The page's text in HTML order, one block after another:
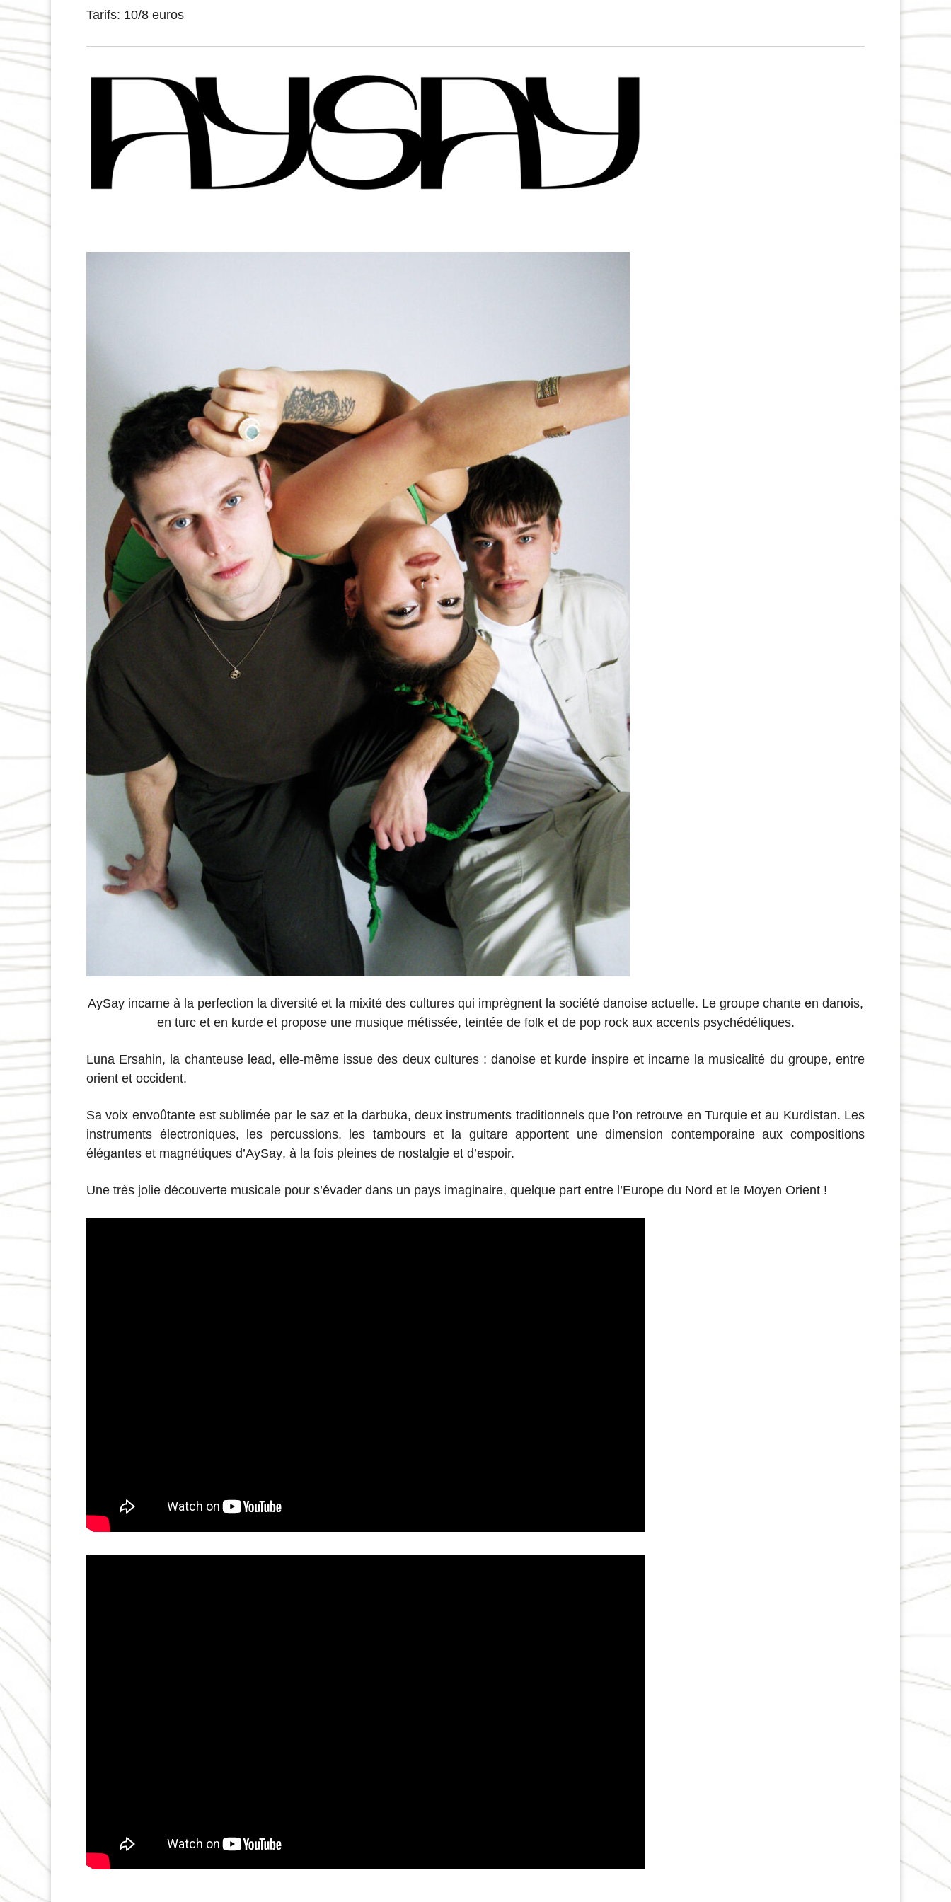
Tarifs: 10/8 euros
AySay incarne à la perfection la diversité et la mixité des cultures qui imprègnent la société danoise actuelle. Le groupe chante en danois,
en turc et en kurde et propose une musique métissée, teintée de folk et de pop rock aux accents psychédéliques.
Luna Ersahin, la chanteuse lead, elle-même issue des deux cultures : danoise et kurde inspire et incarne la musicalité du groupe, entre
orient et occident.
Sa voix envoûtante estsublimée par le saz et la darbuka, deux instruments traditionnelsque l’on retrouve en Turquie et au Kurdistan. Les
instruments électroniques, les percussions,
les tambours et la guitare apportent une dimension contemporaine aux compositions
élégantes et magnétiques d’AySay, à la fois pleines de nostalgie et d’espoir.
Une très jolie découverte musicale pour s’évader dans un pays imaginaire, quelque part entre l’Europe du Nord et le Moyen Orient !